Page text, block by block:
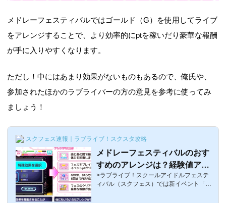
メドレーフェスティバルではゴールド（G）を使用してライブ
をアレンジすることで、より効率的にptを稼いだり豪華な報酬
が手に入りやすくなります。
ただし！中にはあまり効果がないものもあるので、俺氏や、
参加されたほかのラブライバーの方の意見を参考に使ってみ
ましょう！
スクフェス速報｜ラブライブ！スクスタ攻略
メドレーフェスティバルのおす
すめのアレンジは？経験値アッ
プ？イベントptアップ？ ラブ
ライブ！スクフェス
>ラブライブ！スクールアイドルフェステ
ィバル（スクフェス）では新イベント「メ